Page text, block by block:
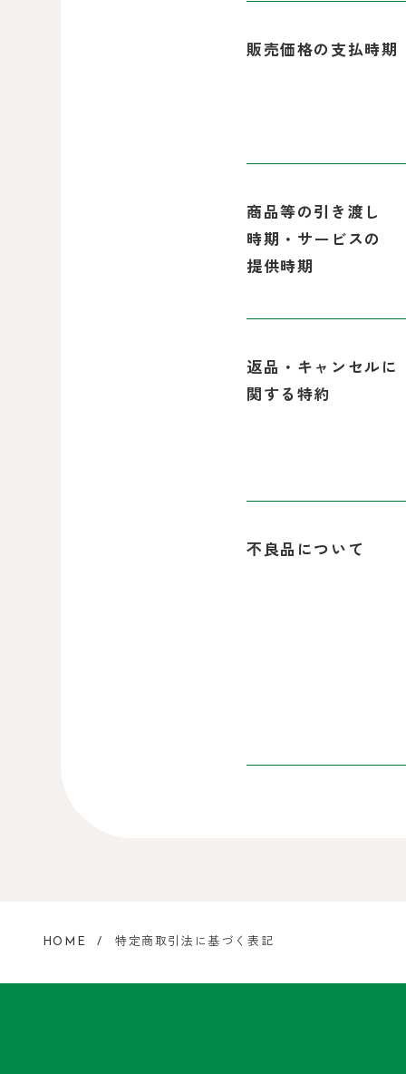
販売価格の支払時期
商品等の引き渡し
時期・ サービスの
提供時期
返品・キャンセルに
関する特約
不良品について
HOME 特定商取引法に基づく表記